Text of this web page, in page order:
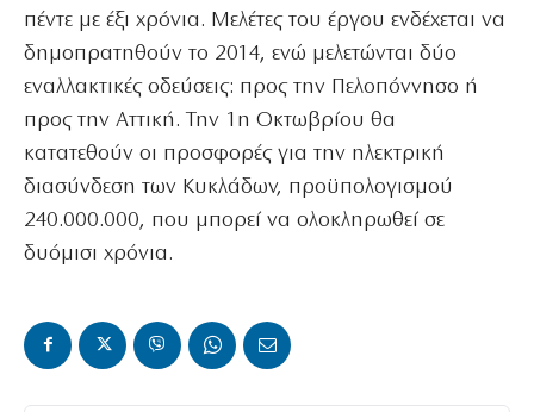
πέντε με έξι χρόνια. Μελέτες του έργου ενδέχεται να
δημοπρατηθούν το 2014, ενώ μελετώνται δύο
εναλλακτικές οδεύσεις: προς την Πελοπόννησο ή
προς την Αττική. Την 1η Οκτωβρίου θα
κατατεθούν οι προσφορές για την ηλεκτρική
διασύνδεση των Κυκλάδων, προϋπολογισμού
240.000.000, που μπορεί να ολοκληρωθεί σε
δυόμισι χρόνια.